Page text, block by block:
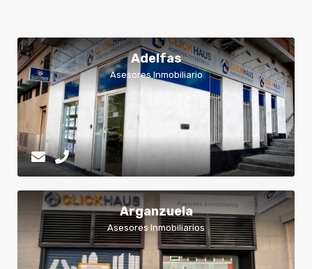
Adelfas
Asesores Inmobiliario
Arganzuela
Asesores Inmobiliarios